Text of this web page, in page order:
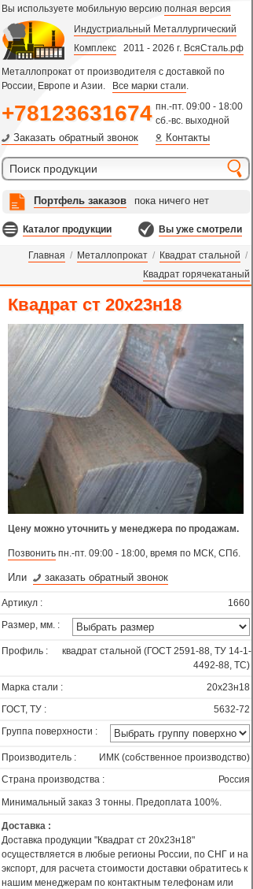
Вы используете мобильную версию полная версия
Индустриальный Металлургический
Комплекс 2011 - 2026 г. ВсяСталь.рф
Металлопрокат от производителя с доставкой по
России, Европе и Азии.
Все марки стали.
+78123631674 пн.-пт. 09:00 - 18:00
сб.-вс. выходной
Заказать обратный звонок Контакты
Портфель заказов пока ничего нет
Каталог продукции Вы уже смотрели
Главная / Металлопрокат / Квадрат стальной /
Квадрат горячекатаный
Квадрат ст 20х23н18
Цену можно уточнить у менеджера по продажам.
Позвонить пн.-пт. 09:00 - 18:00, время по МСК, СПб.
Или заказать обратный звонок
Артикул :
1660
Размер, мм. :
Профиль :
квадрат стальной (ГОСТ 2591-88, ТУ 14-1-
4492-88, ТС)
Марка стали :
20х23н18
ГОСТ, ТУ :
5632-72
Группа поверхности :
Производитель :
ИМК (собственное производство)
Страна производства :
Россия
Минимальный заказ 3 тонны. Предоплата 100%.
Доставка :
Доставка продукции "Квадрат ст 20х23н18"
осуществляется в любые регионы России, по СНГ и на
экспорт, для расчета стоимости доставки обратитесь к
нашим менеджерам по контактным телефонам или